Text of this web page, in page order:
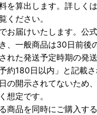
を算出します。詳しく
ください。
お届けいたします。公
、一般商品は30日前後
れた発送予定時期の発
約180日以内」と記載さ
の開示されてないため
想定です。
商品を同時にご購入す